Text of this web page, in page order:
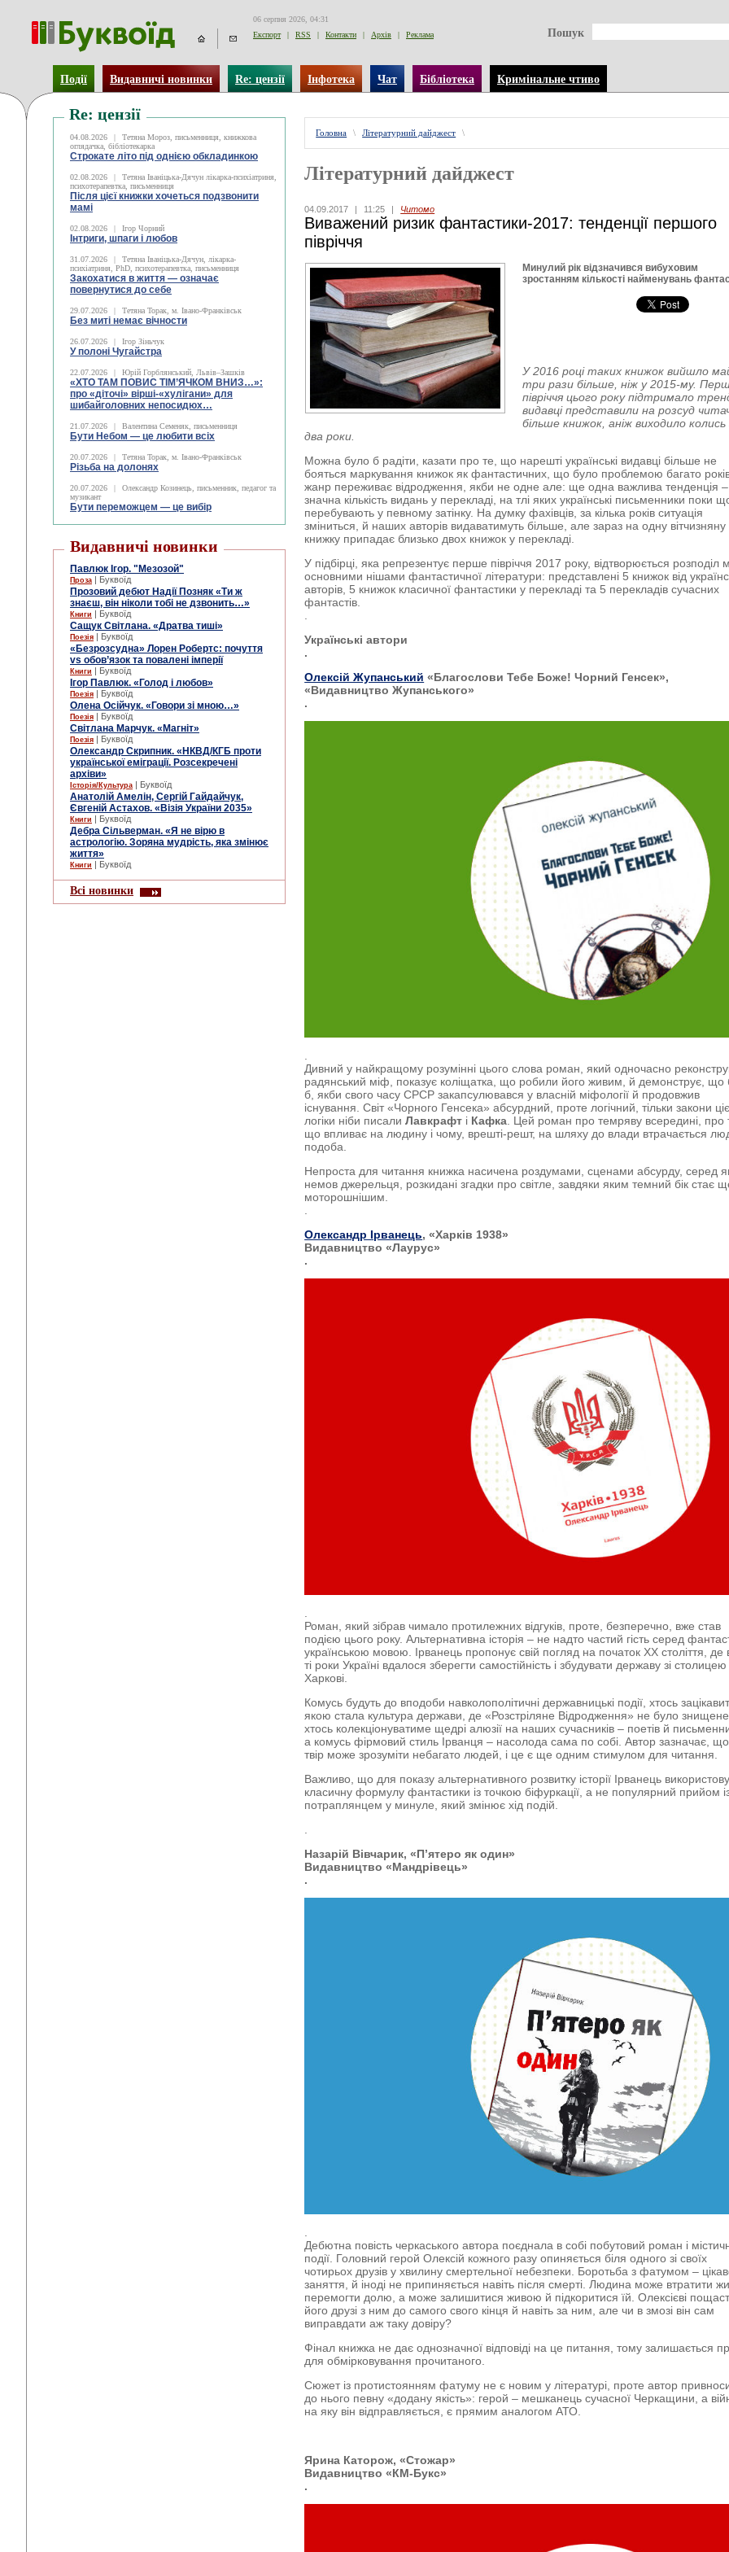
06 серпня 2026, 04:31
Експорт
| RSS | Контакти | Архів | Реклама Пошук
Події Видавничі новинки Re: цензії Інфотека Чат Бібліотека Кримінальне чтиво
Re: цензії
04.08.2026 |
Тетяна Мороз, письменниця, книжкова
оглядачка, бібліотекарка
Строкате літо під однією обкладинкою
02.08.2026 |
Тетяна Іваніцька-Дячун лікарка-психіатриня,
психотерапевтка, письменниця
Після цієї книжки хочеться подзвонити
мамі
02.08.2026 | Ігор Чорний
Інтриги, шпаги і любов
31.07.2026 |
Тетяна Іваніцька-Дячун, лікарка-
психіатриня, PhD, психотерапевтка, письменниця
Закохатися в життя — означає
повернутися до себе
29.07.2026 | Тетяна Торак, м. Івано-Франківськ
Без миті немає вічности
26.07.2026 | Ігор Зіньчук
У полоні Чугайстра
22.07.2026 | Юрій Горблянський, Львів–Зашків
«ХТО ТАМ ПОВИС ТІМ’ЯЧКОМ ВНИЗ…»:
про «діточі» вірші-«хулігани» для
шибайголовних непосидюх…
21.07.2026 | Валентина Семеняк, письменниця
Бути Небом ― це любити всіх
20.07.2026 | Тетяна Торак, м. Івано-Франківськ
Різьба на долонях
20.07.2026 |
Олександр Козинець, письменник, педагог та
музикант
Бути переможцем — це вибір
Видавничі новинки
Павлюк Ігор. "Мезозой"
Проза | Буквоїд
Прозовий дебют Надії Позняк «Ти ж
знаєш, він ніколи тобі не дзвонить…»
Книги | Буквоїд
Сащук Світлана. «Дратва тиші»
Поезія | Буквоїд
«Безрозсудна» Лорен Робертс: почуття
vs обов’язок та повалені імперії
Книги | Буквоїд
Ігор Павлюк. «Голод і любов»
Поезія | Буквоїд
Олена Осійчук. «Говори зі мною…»
Поезія | Буквоїд
Світлана Марчук. «Магніт»
Поезія | Буквоїд
Олександр Скрипник. «НКВД/КГБ проти
української еміграції. Розсекречені
архіви»
Історія/Культура | Буквоїд
Анатолій Амелін, Сергій Гайдайчук,
Євгеній Астахов. «Візія України 2035»
Книги | Буквоїд
Дебра Сільверман. «Я не вірю в
астрологію. Зоряна мудрість, яка змінює
життя»
Книги | Буквоїд
Всі новинки
Головна \ Літературний дайджест \
Літературний дайджест
04.09.2017 | 11:25 | Читомо
Виважений ризик фантастики-2017: тенденції першого
півріччя
Минулий рік відзначився вибуховим
зростанням кількості найменувань
У 2016 році таких книжок вийшло
три рази більше, ніж у 2015-му.
півріччя цього року підтримало
видавці представили на розсуд
більше книжок, аніж виходило колись
два роки.
Можна було б радіти, казати про те, що нарешті українські видавці більше не
бояться маркування книжок як фантастичних, що було проблемою багато
жанр переживає відродження, якби не одне але: ще одна важлива тенденція –
значна кількість видань у перекладі, на тлі яких українські письменники поки
перебувають у певному затінку. На думку фахівців, за кілька років ситуація
зміниться, й наших авторів видаватимуть більше, але зараз на одну вітчизняну
книжку припадає близько двох книжок у перекладі.
У підбірці, яка репрезентує перше півріччя 2017 року, відтворюється розподіл
основними нішами фантастичної літератури: представлені 5 книжок від
авторів, 5 книжок класичної фантастики у перекладі та 5 перекладів сучасних
фантастів.
Українські автори
.
Олексій Жупанський «Благослови Тебе Боже! Чорний Генсек»,
«Видавництво Жупанського»
.
Дивний у найкращому розумінні цього слова роман, який одночасно
радянський міф, показує коліщатка, що робили його живим, й демонструє, що
б, якби свого часу СРСР закапсулювався у власній міфології й продовжив
існування. Світ «Чорного Генсека» абсурдний, проте логічний, тільки закони
логіки ніби писалиЛавкрафт і Кафка . Цей роман про темряву всередині, про
що впливає на людину і чому, врешті-решт, на шляху до влади втрачається
подоба.
Непроста для читання книжка насичена роздумами, сценами абсурду, серед
немов джерельця, розкидані згадки про світле, завдяки яким темний бік стає
моторошнішим.
Олександр Ірванець, «Харків 1938»
Видавництво «Лаурус»
.
Роман, який зібрав чимало протилежних відгуків, проте, безперечно, вже став
подією цього року. Альтернативна історія – не надто частий гість серед
українською мовою. Ірванець пропонує свій погляд на початок ХХ століття, де
ті роки Україні вдалося зберегти самостійність і збудувати державу зі столицею
Харкові.
Комусь будуть до вподоби навколополітичні державницькі події, хтось
якою стала культура держави, де «Розстріляне Відродження» не було
хтось колекціонуватиме щедрі алюзії на наших сучасників – поетів й
а комусь фірмовий стиль Ірванця – насолода сама по собі. Автор зазначає,
твір може зрозуміти небагато людей, і це є ще одним стимулом для читання.
Важливо, що для показу альтернативного розвитку історії Ірванець
класичну формулу фантастики із точкою біфуркації, а не популярний прийом
потраплянцем у минуле, який змінює хід подій.
Назарій Вівчарик, «П’ятеро як один»
Видавництво «Мандрівець»
.
Дебютна повість черкаського автора поєднала в собі побутовий роман і
події. Головний герой Олексій кожного разу опиняється біля одного зі своїх
чотирьох друзів у хвилину смертельної небезпеки. Боротьба з фатумом –
заняття, й іноді не припиняється навіть після смерті. Людина може втратити
перемогти долю, а може залишитися живою й підкоритися їй. Олексієві
його друзі з ним до самого свого кінця й навіть за ним, але чи в змозі він сам
виправдати аж таку довіру?
Фінал книжка не дає однозначної відповіді на це питання, тому залишається
для обмірковування прочитаного.
Сюжет із протистоянням фатуму не є новим у літературі, проте автор
до нього певну «додану якість»: герой – мешканець сучасної Черкащини, а
на яку він відправляється, є прямим аналогом АТО.
Ярина Каторож, «Стожар»
Видавництво «КМ-Букс»
.